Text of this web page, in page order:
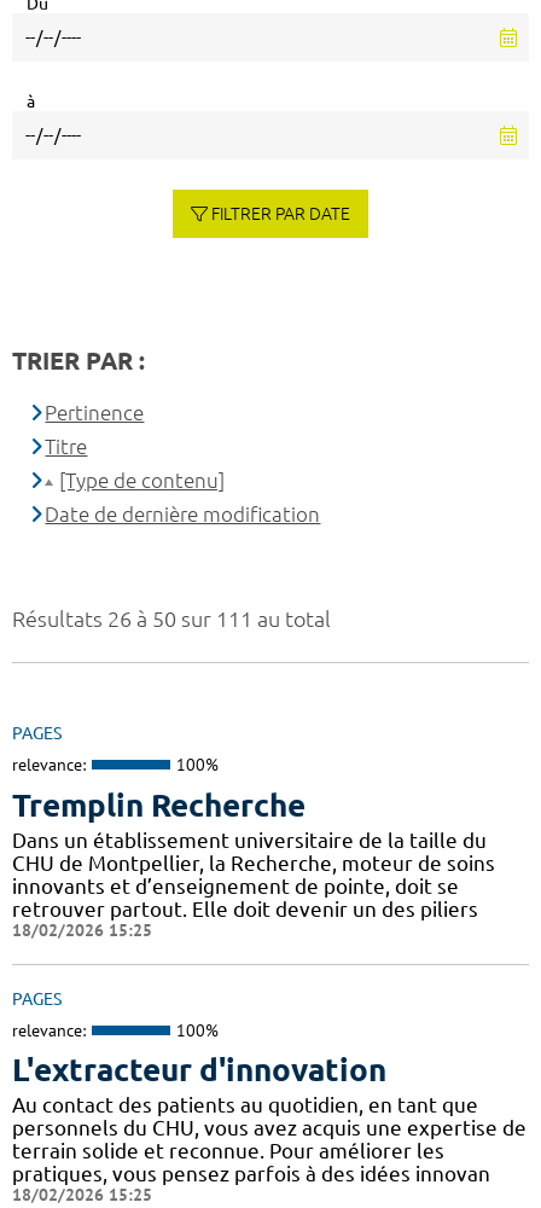
Résultats 26 à 50 sur 111 au total
PAGES
relevance: 100%
Tremplin Recherche
Dans un établissement universitaire de la taille du
CHU de Montpellier, la Recherche, moteur de soins
innovants et d’enseignement de pointe, doit se
retrouver partout. Elle doit devenir un des piliers
18/02/2026 15:25
PAGES
relevance: 100%
L'extracteur d'innovation
Au contact des patients au quotidien, en tant que
personnels du CHU, vous avez acquis une expertise de
terrain solide et reconnue. Pour améliorer les
pratiques, vous pensez parfois à des idées innovan
18/02/2026 15:25
Du
à
FILTRER PAR DATE
TRIER PAR :
Pertinence
Titre
[Type de contenu]
Date de dernière modification